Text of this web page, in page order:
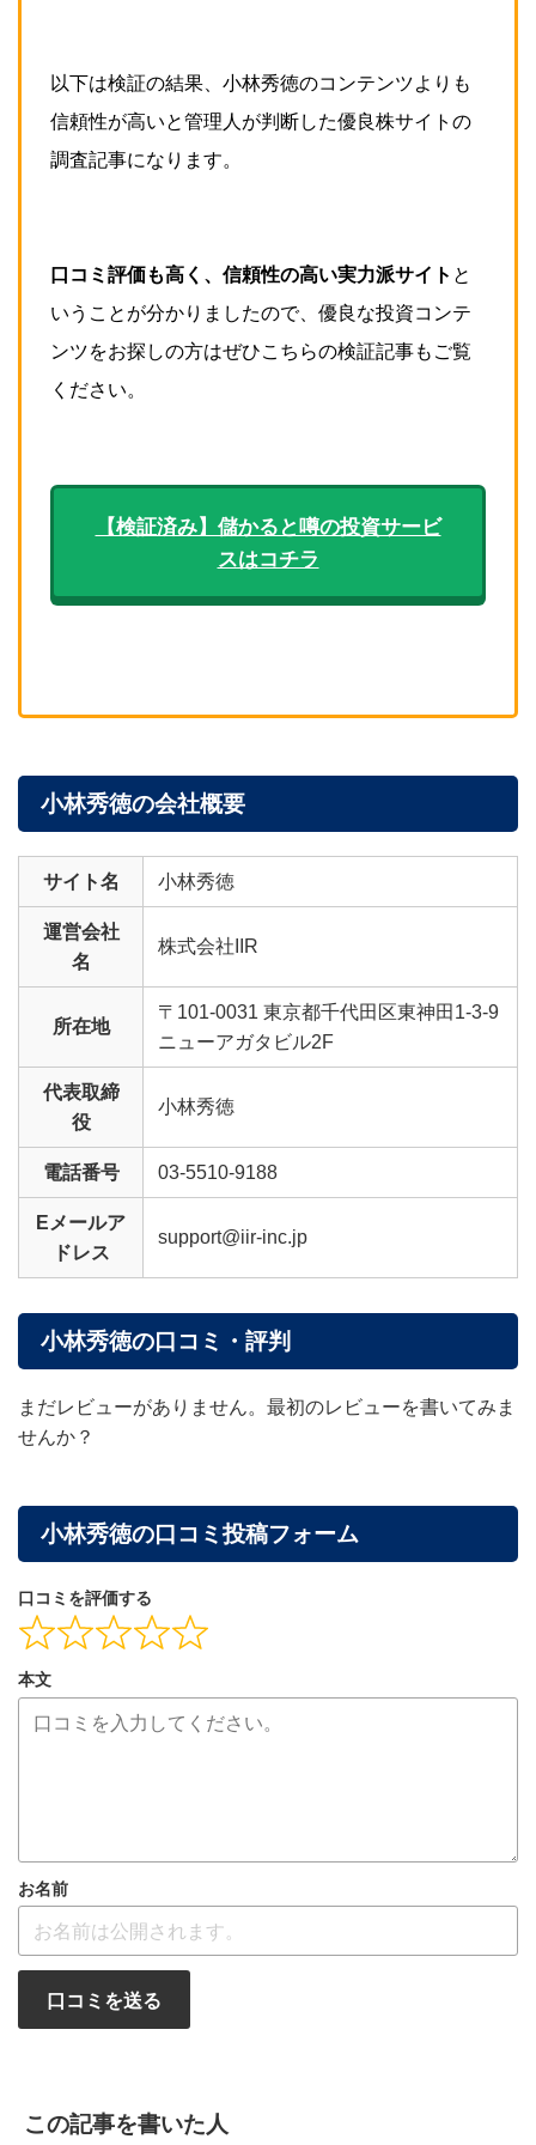
以下は検証の結果、小林秀徳のコンテンツよりも
信頼性が高いと管理人が判断した優良株サイトの
調査記事になります。
口コミ評価も高く、信頼性の高い実力派サイト と
いうことが分かりましたので、優良な投資コンテ
ンツをお探しの方はぜひこちらの検証記事もご覧
ください。
【検証済み】儲かると噂の投資サービ
スはコチラ
小林秀徳の会社概要
サイト名 小林秀徳
運営会社
名
株式会社IIR
所在地
〒101-0031 東京都千代田区東神田1-3-9
ニューアガタビル2F
代表取締
役
小林秀徳
電話番号 03-5510-9188
Eメールア
ドレス
support@iir-inc.jp
小林秀徳の口コミ・評判
まだレビューがありません。最初のレビューを書いてみま
せんか？
小林秀徳の口コミ投稿フォーム
口コミを評価する
本文
お名前
口コミを送る
この記事を書いた人